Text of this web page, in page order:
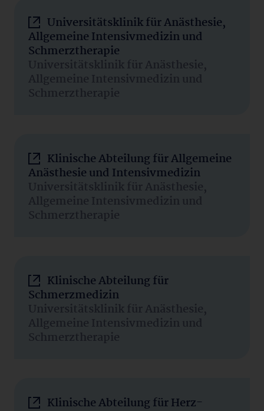
Universitätsklinik für Anästhesie,
Allgemeine Intensivmedizin und
Schmerztherapie
Universitätsklinik für Anästhesie,
Allgemeine Intensivmedizin und
Schmerztherapie
Klinische Abteilung für Allgemeine
Anästhesie und Intensivmedizin
Universitätsklinik für Anästhesie,
Allgemeine Intensivmedizin und
Schmerztherapie
Klinische Abteilung für
Schmerzmedizin
Universitätsklinik für Anästhesie,
Allgemeine Intensivmedizin und
Schmerztherapie
Klinische Abteilung für Herz-